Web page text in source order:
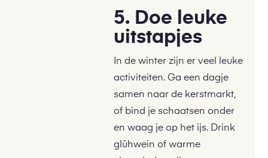
5. Doe leuke
uitstapjes
In de winter zijn er veel leuke
activiteiten. Ga een dagje
samen naar de kerstmarkt,
of bind je schaatsen onder
en waag je op het ijs. Drink
glühwein of warme